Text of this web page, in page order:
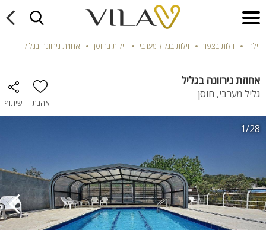
וילה וילות בצפון וילות בגליל מערבי וילות בחוסן אחוזת נירוונה בגליל
אחוזת נירוונה בגליל
גליל מערבי, חוסן
אהבתי שיתוף
1/28